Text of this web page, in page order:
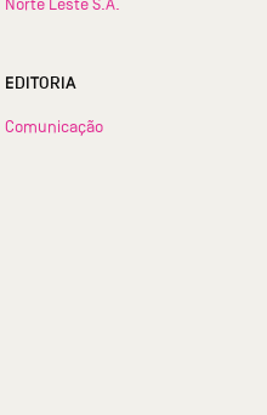
EDITORIA
Comunicação